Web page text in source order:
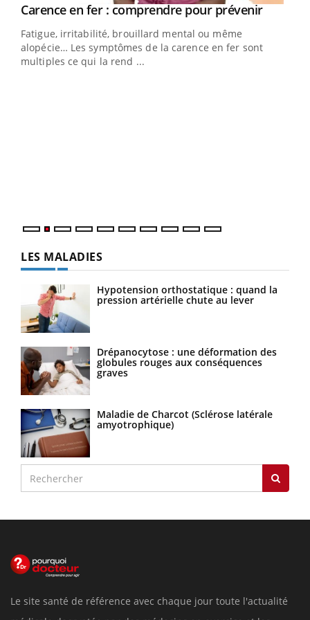
Youtube
Carence en fer : comprendre pour prévenirYoutube
Fatigue, irritabilité, brouillard mental ou même
alopécie… Les symptômes de la carence en fer sont
multiples ce qui la rend ...
LES MALADIES
Hypotension orthostatique : quand la
pression artérielle chute au lever
Drépanocytose : une déformation des
globules rouges aux conséquences
graves
Maladie de Charcot (Sclérose latérale
amyotrophique)
Le site santé de référence avec chaque jour toute l'actualité